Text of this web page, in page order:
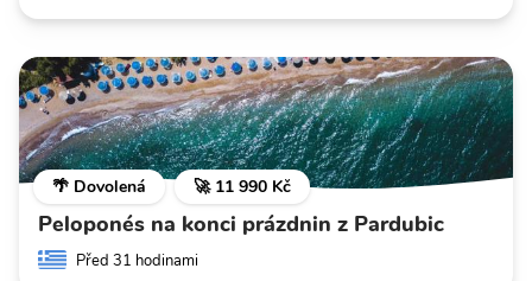
🌴 Dovolená 🚀 11 990 Kč
Peloponés na konci prázdnin z Pardubic
Před 31 hodinami